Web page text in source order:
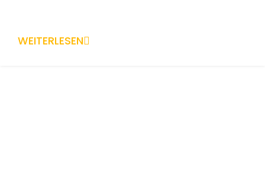
den Fachverband der Stuckateure für Ausbau
WEITERLESEN